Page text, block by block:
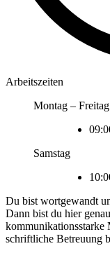
Arbeitszeiten
Montag – Freitag
Samstag
Du bist wortgewandt
Dann bist du hier
kommunikationsstarke
schriftliche Betreuung